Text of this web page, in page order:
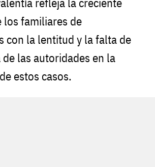
refleja la creciente
familiares de
con la lentitud y la falta de
las autoridades en la
estos casos.